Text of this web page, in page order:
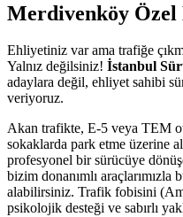
Merdivenköy Özel
Ehliyetiniz var ama trafiğe
Yalnız değilsiniz! İstanbul
adaylara değil, ehliyet sahibi
veriyoruz.
Akan trafikte, E-5 veya TEM
sokaklarda park etme üzerine
profesyonel bir sürücüye
bizim donanımlı
alabilirsiniz. Trafik fobisini
psikolojik desteği ve sabırlı